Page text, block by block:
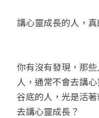
講心靈成長的人，
你有沒有發現，那
人，通常不會去講
谷底的人，光是活
去講心靈成長？